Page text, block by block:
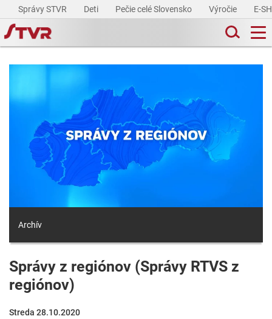
Správy STVR Deti Pečie celé Slovensko Výročie E-
Archív
Správy z regiónov (Správy RTVS z
regiónov)
Streda 28.10.2020